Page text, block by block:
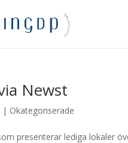
Newst
| Okategoriserade
presenterar lediga lokaler